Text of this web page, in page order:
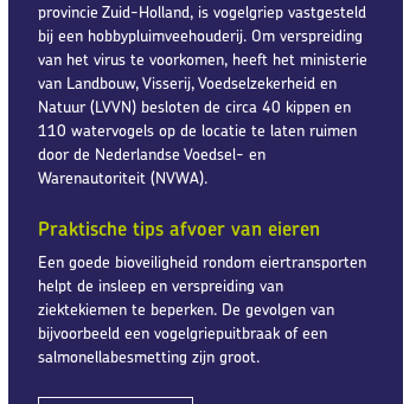
provincie Zuid-Holland, is vogelgriep vastgesteld
bij een hobbypluimveehouderij. Om verspreiding
van het virus te voorkomen, heeft het ministerie
van Landbouw, Visserij, Voedselzekerheid en
Natuur (LVVN) besloten de circa 40 kippen en
110 watervogels op de locatie te laten ruimen
door de Nederlandse Voedsel- en
Warenautoriteit (NVWA).
Praktische tips afvoer van eieren
Een goede bioveiligheid rondom eiertransporten
helpt de insleep en verspreiding van
ziektekiemen te beperken. De gevolgen van
bijvoorbeeld een vogelgriepuitbraak of een
salmonellabesmetting zijn groot.